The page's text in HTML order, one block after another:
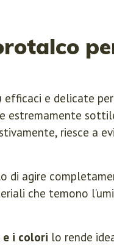
e delicate
estremamente
riesce a
di agire
che temono
i colori lo rende